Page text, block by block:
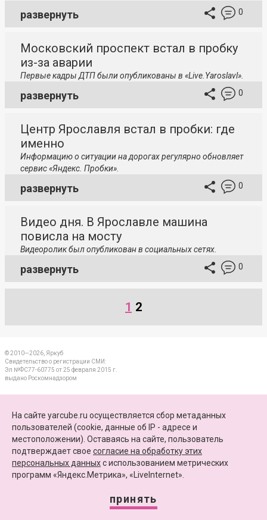
развернуть 0
Московский проспект встал в пробку
из-за аварии
Первые кадры ДТП были опубликованы в «Live.Yaroslavl».
развернуть 0
Центр Ярославля встал в пробки: где
именно
Информацию о ситуации на дорогах регулярно обновляет
сервис «Яндекс. Пробки».
развернуть 0
Видео дня. В Ярославле машина
повисла на мосту
Видеоролик был опубликован в социальных сетях.
развернуть 0
1 2
© 2010—2026, Яркуб
Свидетельство о регистрации СМИ:
Эл №ФС77-60775 от 25 февраля 2015 г.
выдано Роскомнадзором
ПАРТНЕРЫ
КАРТА САЙТА
+7 (4852) 64-15-52
Сайт функционирует при финансовой поддержке Министерства цифрового развития,
связи и массовых коммуникаций Российской Федерации
На сайте yarcube.ru осуществляется сбор метаданных
пользователей (cookie, данные об IP - адресе и
местоположении). Оставаясь на сайте, пользователь
подтверждает свое согласие на обработку этих
персональных данныхc использованием метрических
программ «Яндекс.Метрика», «LiveInternet».
принять